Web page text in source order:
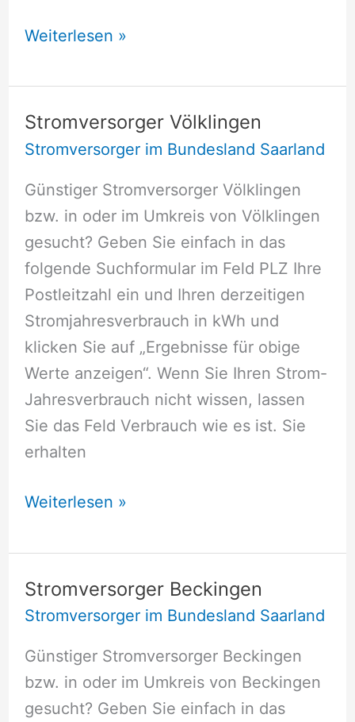
Stromversorger
Weiterlesen »
Stromversorger Völklingen
Stromversorger im Bundesland Saarland
Günstiger Stromversorger Völklingen
bzw. in oder im Umkreis von Völklingen
gesucht? Geben Sie einfach in das
folgende Suchformular im Feld PLZ Ihre
Postleitzahl ein und Ihren derzeitigen
Stromjahresverbrauch in kWh und
klicken Sie auf „Ergebnisse für obige
Werte anzeigen“. Wenn Sie Ihren Strom-
Jahresverbrauch nicht wissen, lassen
Sie das Feld Verbrauch wie es ist. Sie
erhalten
Stromversorger
Weiterlesen »
Stromversorger Beckingen
Stromversorger im Bundesland Saarland
Günstiger Stromversorger Beckingen
bzw. in oder im Umkreis von Beckingen
gesucht? Geben Sie einfach in das